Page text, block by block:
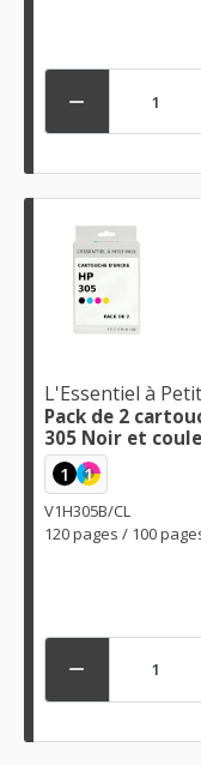

L'Essentiel à
Pack de 2
305 Noir et
1 1
V1H305B/CL
120 pages / 100
